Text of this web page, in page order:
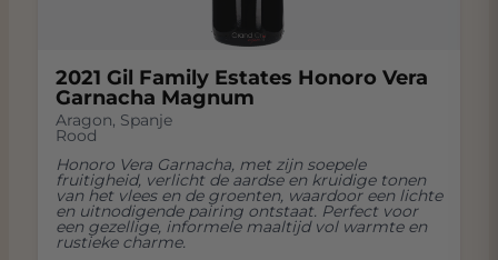
2021 Gil Family Estates Honoro Vera
Garnacha Magnum
Aragon, Spanje
Rood
Honoro Vera Garnacha, met zijn soepele
fruitigheid, verlicht de aardse en kruidige tonen
van het vlees en de groenten, waardoor een lichte
en uitnodigende pairing ontstaat. Perfect voor
een gezellige, informele maaltijd vol warmte en
rustieke charme.